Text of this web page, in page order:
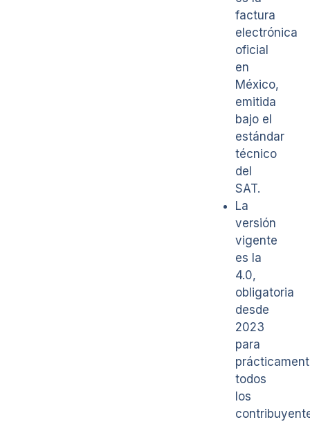
factura
electrónica
oficial
en
México,
emitida
bajo el
estándar
técnico
del
SAT.
La
versión
vigente
es la
4.0,
obligatoria
desde
2023
para
todos
los